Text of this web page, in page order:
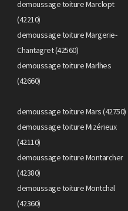
demoussage toiture Marclopt
(42210)
demoussage toiture Margerie-
Chantagret (42560)
demoussage toiture Marlhes
(42660)
demoussage toiture Mars (42750)
demoussage toiture Mizérieux
(42110)
demoussage toiture Montarcher
(42380)
demoussage toiture Montchal
(42360)